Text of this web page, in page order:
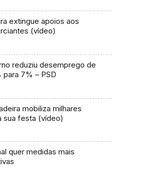
extingue apoios aos
(vídeo)
reduziu desemprego de
para 7% – PSD
mobiliza milhares
sua festa (vídeo)
quer medidas mais